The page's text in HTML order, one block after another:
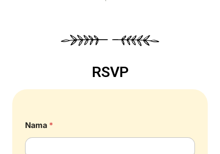
RSVP
Nama *